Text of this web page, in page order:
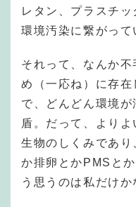
レタン、プラスチ
環境汚染に繋がって
それって、なんか
め（一応ね）に存
で、どんどん環境
盾。だって、より
生物のしくみであり
か排卵とかPMSと
う思うのは私だけか